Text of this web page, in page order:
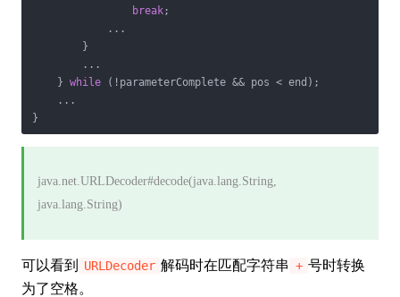
break;
            ...
        }
        ...
    }
while (!parameterComplete && pos < end);
    ...
}
java.net.URLDecoder#decode(java.lang.String,
java.lang.String)
可以看到 URLDecoder 解码时在匹配字符串 + 号时转换
为了空格。